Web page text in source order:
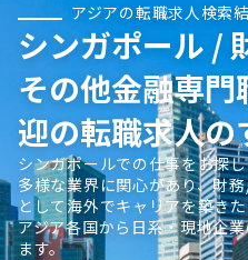
アジアの転職求人検索
シンガポール /
その他金融専
迎の転職求人の
シンガポールでの仕事をお探
多様な業界に関心があり、財
として海外でキャリアを築き
アジア各国から日系・現地企
ます。